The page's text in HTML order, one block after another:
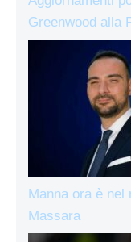
Greenwood alla
Manna ora è nel
Massara